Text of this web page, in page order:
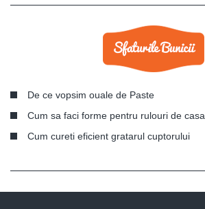
De ce vopsim ouale de Paste
Cum sa faci forme pentru rulouri de casa
Cum cureti eficient gratarul cuptorului